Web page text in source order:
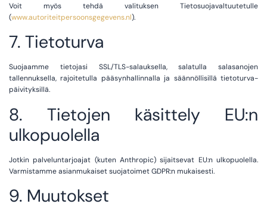
Voit myös tehdä valituksen Tietosuojavaltuutetulle
(www.autoriteitpersoonsgegevens.nl).
7. Tietoturva
Suojaamme tietojasi SSL/TLS-salauksella, salatulla salasanojen
tallennuksella, rajoitetulla pääsynhallinnalla ja säännöllisillä tietoturva-
päivityksillä.
8. Tietojen käsittely EU:n
ulkopuolella
Jotkin palveluntarjoajat (kuten Anthropic) sijaitsevat EU:n ulkopuolella.
Varmistamme asianmukaiset suojatoimet GDPR:n mukaisesti.
9. Muutokset